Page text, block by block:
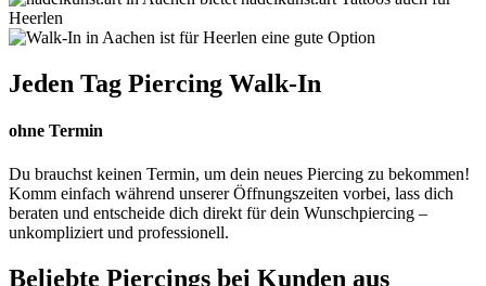
Jeden Tag Piercing Walk-In
ohne Termin
Du brauchst keinen Termin, um dein neues Piercing zu bekommen!
Komm einfach während unserer Öffnungszeiten vorbei, lass dich
beraten und entscheide dich direkt für dein Wunschpiercing –
unkompliziert und professionell.
Beliebte Piercings bei Kunden aus